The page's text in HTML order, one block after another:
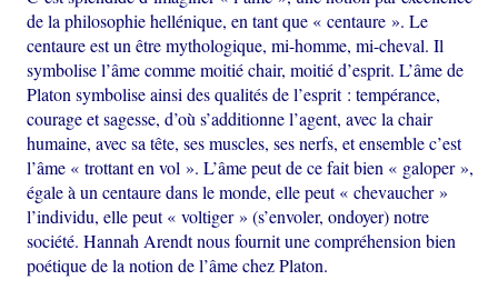
de la philosophie hellénique, en tant que « centaure ». Le
centaure est un être mythologique, mi-homme, mi-cheval. Il
symbolise l’âme comme moitié chair, moitié d’esprit. L’âme de
Platon symbolise ainsi des qualités de l’esprit : tempérance,
courage et sagesse, d’où s’additionne l’agent, avec la chair
humaine, avec sa tête, ses muscles, ses nerfs, et ensemble c’est
l’âme « trottant en vol ». L’âme peut de ce fait bien « galoper »,
égale à un centaure dans le monde, elle peut « chevaucher »
l’individu, elle peut « voltiger » (s’envoler, ondoyer) notre
société. Hannah Arendt nous fournit une compréhension bien
poétique de la notion de l’âme chez Platon.